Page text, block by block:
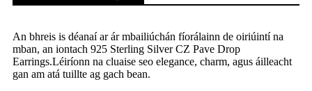
An bhreis is déanaí ar ár mbailiúchán fíorálainn de oiriúintí na
mban, an iontach 925 Sterling Silver CZ Pave Drop
Earrings.Léiríonn na cluaise seo elegance, charm, agus áilleacht
gan am atá tuillte ag gach bean.